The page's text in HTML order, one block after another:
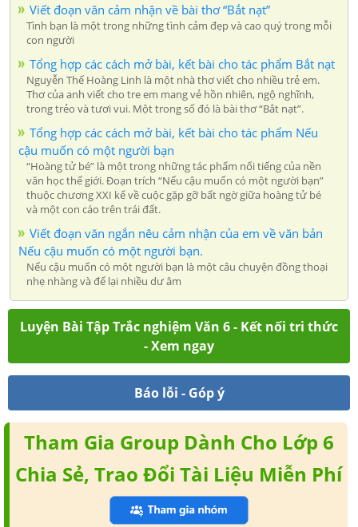
Viết đoạn văn cảm nhận về bài thơ “Bắt nạt”
Tình bạn là một trong những tình cảm đẹp và cao quý trong mỗi
con người
Tổng hợp các cách mở bài, kết bài cho tác phẩm Bắt nạt
Nguyễn Thế Hoàng Linh là một nhà thơ viết cho nhiều trẻ em.
Thơ của anh viết cho tre em mang vẻ hồn nhiên, ngộ nghĩnh,
trong trẻo và tươi vui. Một trong số đó là bài thơ “Bắt nạt”.
Tổng hợp các cách mở bài, kết bài cho tác phẩm Nếu
cậu muốn có một người bạn
“Hoàng tử bé” là một trong những tác phẩm nổi tiếng của nền
văn học thế giới. Đoạn trích “Nếu cậu muốn có một người bạn”
thuộc chương XXI kể về cuộc gặp gỡ bất ngờ giữa hoàng tử bé
và một con cáo trên trái đất.
Viết đoạn văn ngắn nêu cảm nhận của em về văn bản
Nếu cậu muốn có một người bạn.
Nếu cậu muốn có một người bạn là một câu chuyện đồng thoại
nhẹ nhàng và để lại nhiều dư âm
Luyện Bài Tập Trắc nghiệm Văn 6 - Kết nối tri thức
- Xem ngay
Báo lỗi - Góp ý
Tham Gia Group Dành Cho Lớp 6
Chia Sẻ, Trao Đổi Tài Liệu Miễn Phí